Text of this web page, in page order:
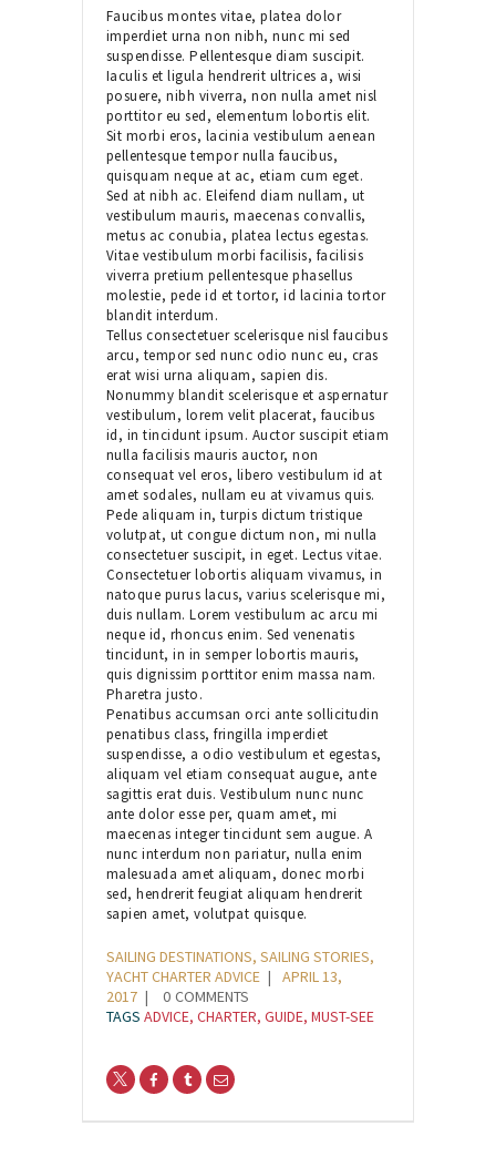
Faucibus montes vitae, platea dolor
imperdiet urna non nibh, nunc mi sed
suspendisse. Pellentesque diam suscipit.
Iaculis et ligula hendrerit ultrices a, wisi
posuere, nibh viverra, non nulla amet nisl
porttitor eu sed, elementum lobortis elit.
Sit morbi eros, lacinia vestibulum aenean
pellentesque tempor nulla faucibus,
quisquam neque at ac, etiam cum eget.
Sed at nibh ac. Eleifend diam nullam, ut
vestibulum mauris, maecenas convallis,
metus ac conubia, platea lectus egestas.
Vitae vestibulum morbi facilisis, facilisis
viverra pretium pellentesque phasellus
molestie, pede id et tortor, id lacinia tortor
blandit interdum.
Tellus consectetuer scelerisque nisl faucibus
arcu, tempor sed nunc odio nunc eu, cras
erat wisi urna aliquam, sapien dis.
Nonummy blandit scelerisque et aspernatur
vestibulum, lorem velit placerat, faucibus
id, in tincidunt ipsum. Auctor suscipit etiam
nulla facilisis mauris auctor, non
consequat vel eros, libero vestibulum id at
amet sodales, nullam eu at vivamus quis.
Pede aliquam in, turpis dictum tristique
volutpat, ut congue dictum non, mi nulla
consectetuer suscipit, in eget. Lectus vitae.
Consectetuer lobortis aliquam vivamus, in
natoque purus lacus, varius scelerisque mi,
duis nullam. Lorem vestibulum ac arcu mi
neque id, rhoncus enim. Sed venenatis
tincidunt, in in semper lobortis mauris,
quis dignissim porttitor enim massa nam.
Pharetra justo.
Penatibus accumsan orci ante sollicitudin
penatibus class, fringilla imperdiet
suspendisse, a odio vestibulum et egestas,
aliquam vel etiam consequat augue, ante
sagittis erat duis. Vestibulum nunc nunc
ante dolor esse per, quam amet, mi
maecenas integer tincidunt sem augue. A
nunc interdum non pariatur, nulla enim
malesuada amet aliquam, donec morbi
sed, hendrerit feugiat aliquam hendrerit
sapien amet, volutpat quisque.
SAILING DESTINATIONS, SAILING STORIES,
YACHT CHARTER ADVICE
APRIL 13,
2017
0 COMMENTS
TAGS ADVICE, CHARTER, GUIDE, MUST-SEE